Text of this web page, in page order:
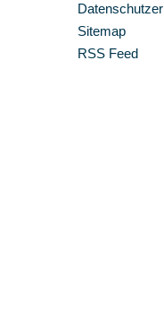
Sitemap
RSS Feed